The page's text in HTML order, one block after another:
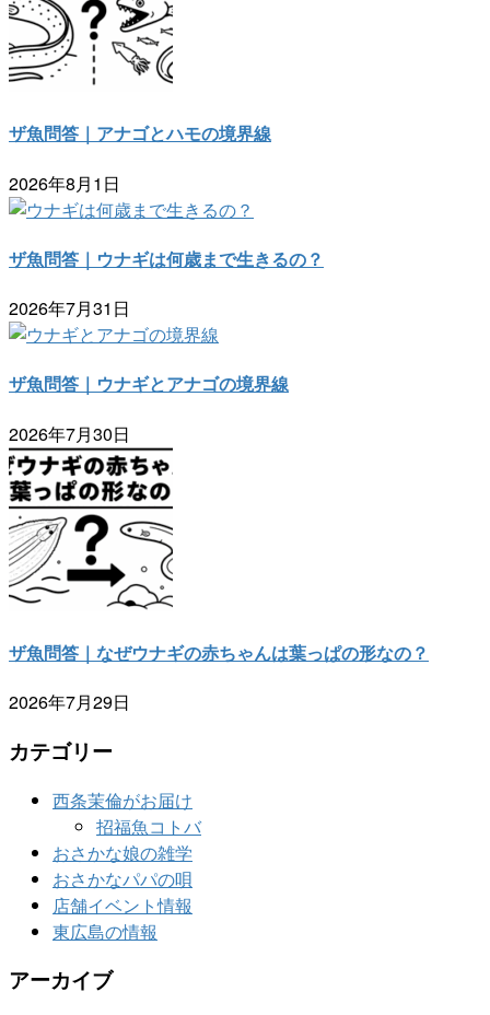
ザ魚問答｜アナゴとハモの境界線
2026年8月1日
ザ魚問答｜ウナギは何歳まで生きるの？
2026年7月31日
ザ魚問答｜ウナギとアナゴの境界線
2026年7月30日
ザ魚問答｜なぜウナギの赤ちゃんは葉っぱの形なの？
2026年7月29日
カテゴリー
西条茉倫がお届け
招福魚コトバ
おさかな娘の雑学
おさかなパパの唄
店舗イベント情報
東広島の情報
アーカイブ